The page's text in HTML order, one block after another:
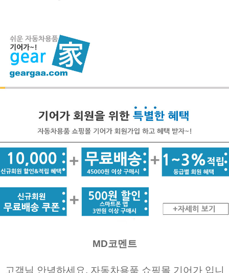
MD코멘트
고객님 안녕하세요. 자동차용품 쇼핑몰 기어가 입니